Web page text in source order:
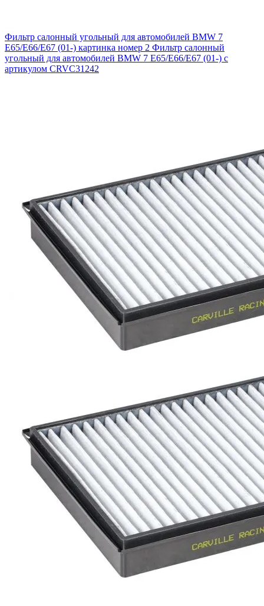
Фильтр салонный угольный для автомобилей BMW 7
E65/E66/E67 (01-) картинка номер 2 Фильтр салонный
угольный для автомобилей BMW 7 E65/E66/E67 (01-) с
артикулом CRVC31242